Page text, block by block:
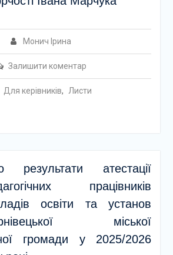
Монич Ірина
Залишити коментар
Для керівників, Листи
результати атестації
працівників
освіти та установ
міської
громади у 2025/2026